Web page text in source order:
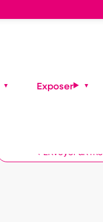
Envoyer un
Exposer